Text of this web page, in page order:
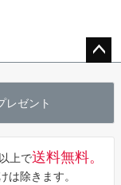
へ
レゼント
上で送料無料。
は除きます。